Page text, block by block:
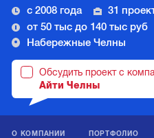
с 2008 года
31
от 50 тыс до 140 тыс руб
Набережные Челны
Обсудить проект с
Айти Челны
О КОМПАНИИ ПОРТФОЛИО